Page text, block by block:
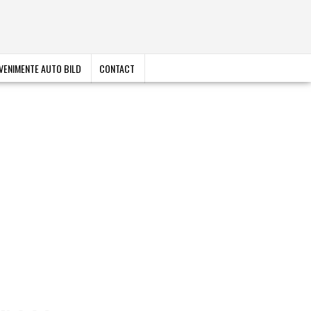
AUTO BILD CONTACT